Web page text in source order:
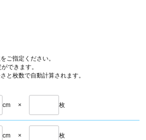
ご指定ください。
できます。
と枚数で自動計算されます。
cm × 枚
cm × 枚